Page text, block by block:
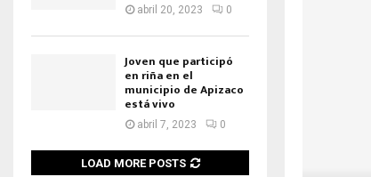
abril 20, 2023 0
Joven que participó
en riña en el
municipio de Apizaco
está vivo
abril 7, 2023 0
LOAD MORE POSTS